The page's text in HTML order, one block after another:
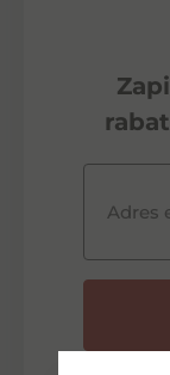
Adres